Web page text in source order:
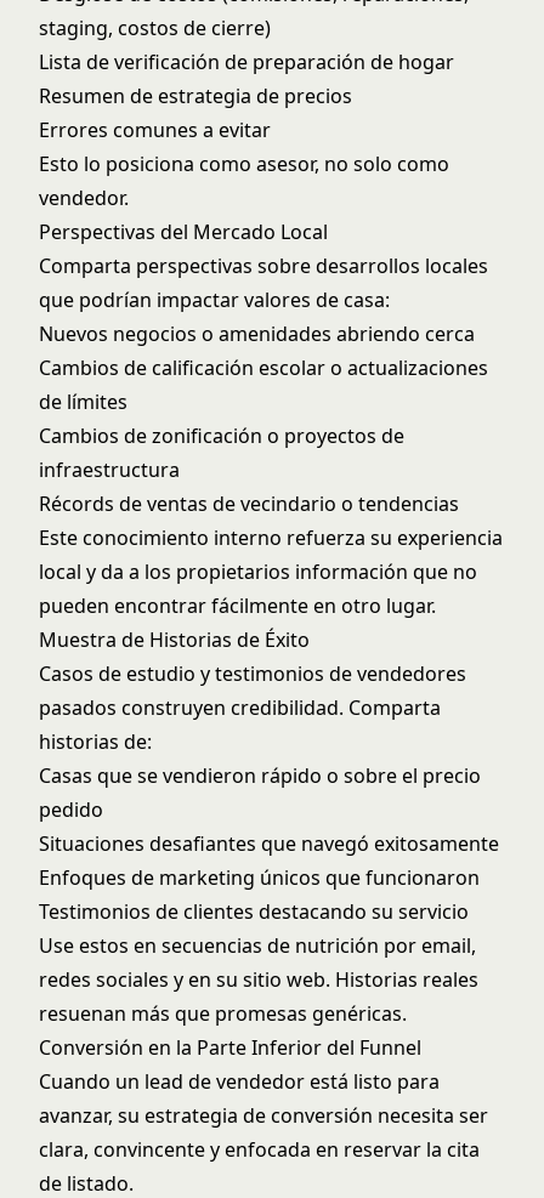
staging, costos de cierre)
Lista de verificación de preparación de hogar
Resumen de estrategia de precios
Errores comunes a evitar
Esto lo posiciona como asesor, no solo como
vendedor.
Perspectivas del Mercado Local
Comparta perspectivas sobre desarrollos locales
que podrían impactar valores de casa:
Nuevos negocios o amenidades abriendo cerca
Cambios de calificación escolar o actualizaciones
de límites
Cambios de zonificación o proyectos de
infraestructura
Récords de ventas de vecindario o tendencias
Este conocimiento interno refuerza su experiencia
local y da a los propietarios información que no
pueden encontrar fácilmente en otro lugar.
Muestra de Historias de Éxito
Casos de estudio y testimonios de vendedores
pasados construyen credibilidad. Comparta
historias de:
Casas que se vendieron rápido o sobre el precio
pedido
Situaciones desafiantes que navegó exitosamente
Enfoques de marketing únicos que funcionaron
Testimonios de clientes destacando su servicio
Use estos en secuencias de nutrición por email,
redes sociales y en su sitio web. Historias reales
resuenan más que promesas genéricas.
Conversión en la Parte Inferior del Funnel
Cuando un lead de vendedor está listo para
avanzar, su estrategia de conversión necesita ser
clara, convincente y enfocada en reservar la cita
de listado.